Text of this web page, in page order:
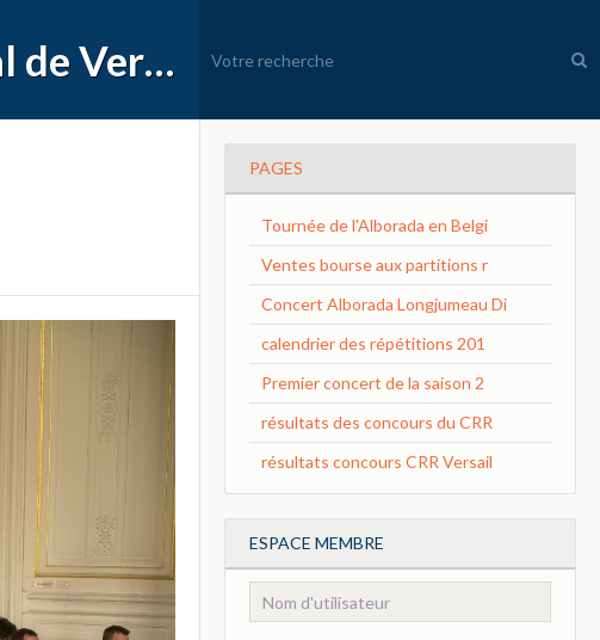
APEC Conservatoire à Rayonnement Régional de Versailles Grand Parc
PAGES
Tournée de l'Alborada en Belgi
Ventes bourse aux partitions r
Concert Alborada Longjumeau Di
calendrier des répétitions 201
Premier concert de la saison 2
résultats des concours du CRR
résultats concours CRR Versail
ESPACE MEMBRE